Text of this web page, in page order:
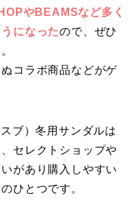
やBEAMSなど多く
になったので、ぜひ
コラボ商品などがゲ
ブ）冬用サンダルは
セレクトショップや
があり購入しやすい
ひとつです。